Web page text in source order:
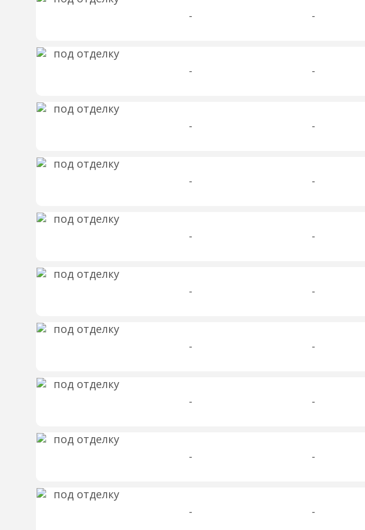
- -
- -
- -
- -
- -
- -
- -
- -
- -
- -